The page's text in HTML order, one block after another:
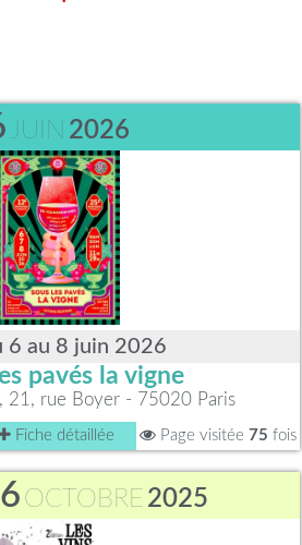
JUIN 2026
6 au 8 juin 2026
pavés la vigne
21, rue Boyer - 75020 Paris
Fiche détaillée Page visitée 75 fois
OCTOBRE 2025